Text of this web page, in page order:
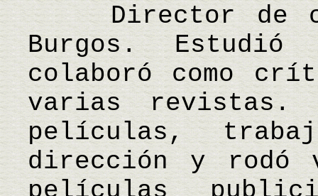
Director de
Burgos.
colaboró como
varias revistas.
películas,
dirección y rodó